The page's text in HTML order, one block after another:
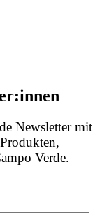
Newsletter mit
Verde.